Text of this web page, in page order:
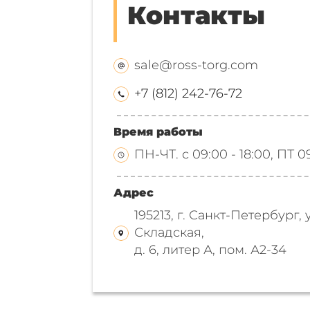
Контакты
sale@ross-torg.com
+7 (812) 242-76-72
Время работы
ПН-ЧТ. с 09:00 - 18:00, ПТ
Адрес
195213, г. Санкт-Петербург,
Складская,
д. 6, литер А, пом. А2-34